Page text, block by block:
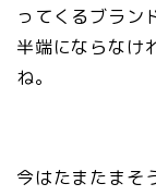
ってくるブラン
半端にならなけ
ね。
今はたまたまそ